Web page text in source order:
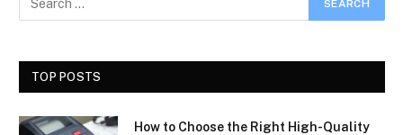
TOP POSTS
How to Choose the Right High-Quality